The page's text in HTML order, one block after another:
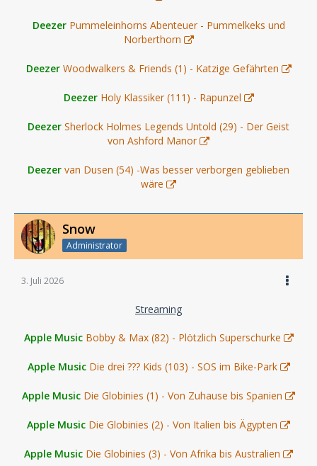
Deezer Pummeleinhorns Abenteuer - Pummelkeks und
Norberthorn
Deezer Woodwalkers & Friends (1) - Katzige Gefährten
Deezer Holy Klassiker (111) - Rapunzel
Deezer Sherlock Holmes Legends Untold (29) - Der Geist
von Ashford Manor
Deezer van Dusen (54) -Was besser verborgen geblieben
wäre
Snow
Administrator
3. Juli 2026
Streaming
Apple Music Bobby & Max (82) - Plötzlich Superschurke
Apple Music Die drei ??? Kids (103) - SOS im Bike-Park
Apple Music Die Globinies (1) - Von Zuhause bis Spanien
Apple Music Die Globinies (2) - Von Italien bis Ägypten
Apple Music Die Globinies (3) - Von Afrika bis Australien